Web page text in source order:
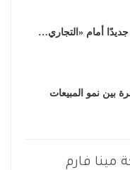
جديدًا أمام «التجاري…
بين نمو المبيعات
مينا فارم